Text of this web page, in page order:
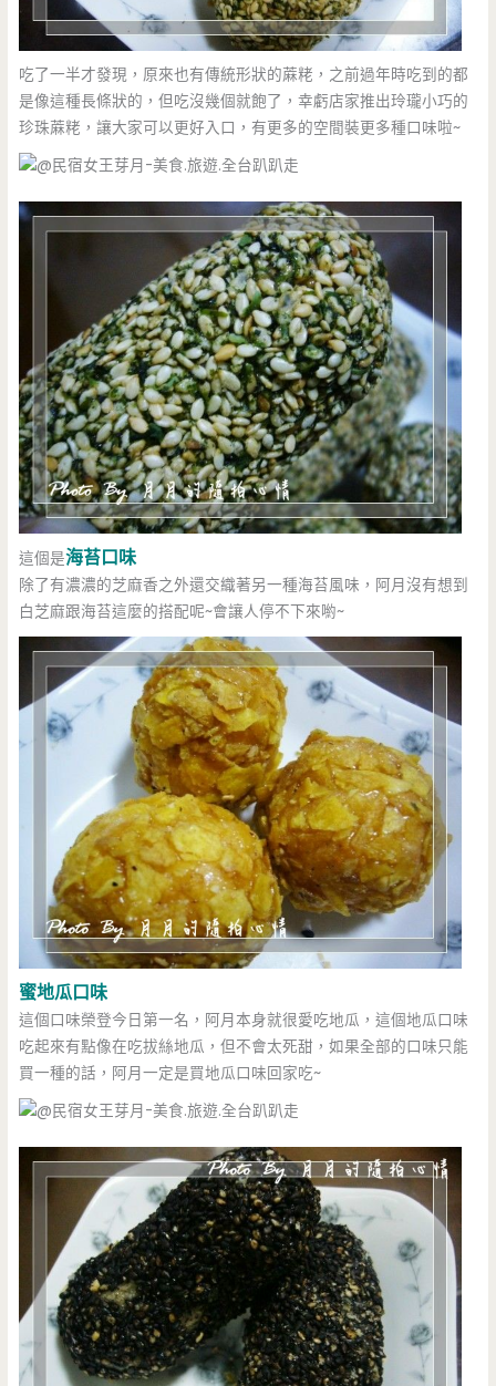
吃了一半才發現，原來也有傳統形狀的蔴粩，之前過年時吃到的都
是像這種長條狀的，但吃沒幾個就飽了，幸虧店家推出玲瓏小巧的
珍珠蔴粩，讓大家可以更好入口，有更多的空間裝更多種口味啦~
這個是海苔口味
除了有濃濃的芝麻香之外還交織著另一種海苔風味，阿月沒有想到
白芝麻跟海苔這麼的搭配呢~會讓人停不下來喲~
蜜地瓜口味
這個口味榮登今日第一名，阿月本身就很愛吃地瓜，這個地瓜口味
吃起來有點像在吃拔絲地瓜，但不會太死甜，如果全部的口味只能
買一種的話，阿月一定是買地瓜口味回家吃~